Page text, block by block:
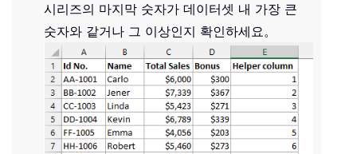
시리즈의 마지막 숫자가 데이터셋 내 가장 큰
숫자와 같거나 그 이상인지 확인하세요。